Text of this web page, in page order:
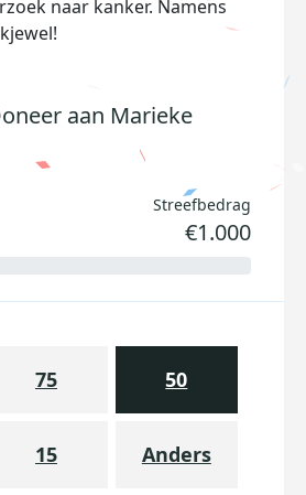
naar kanker. Namens
aan Marieke
Streefbedrag
€1.000
75 50
15 Anders